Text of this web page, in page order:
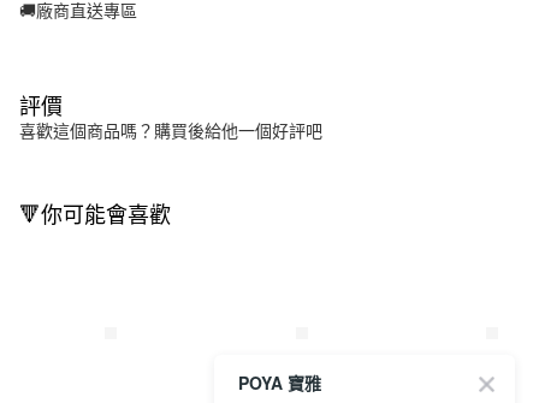
🚚廠商直送專區
評價
喜歡這個商品嗎？購買後給他一個好評吧
🔻你可能會喜歡
POYA 寶雅